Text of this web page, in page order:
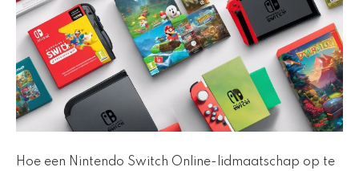
Hoe een Nintendo Switch Online-lidmaatschap op te